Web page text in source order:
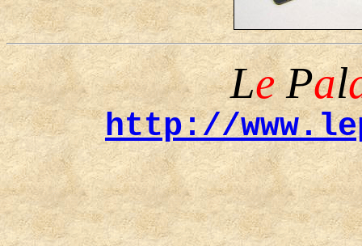
LePal
http://